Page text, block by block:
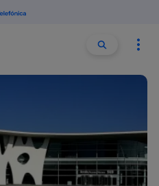
Buscar